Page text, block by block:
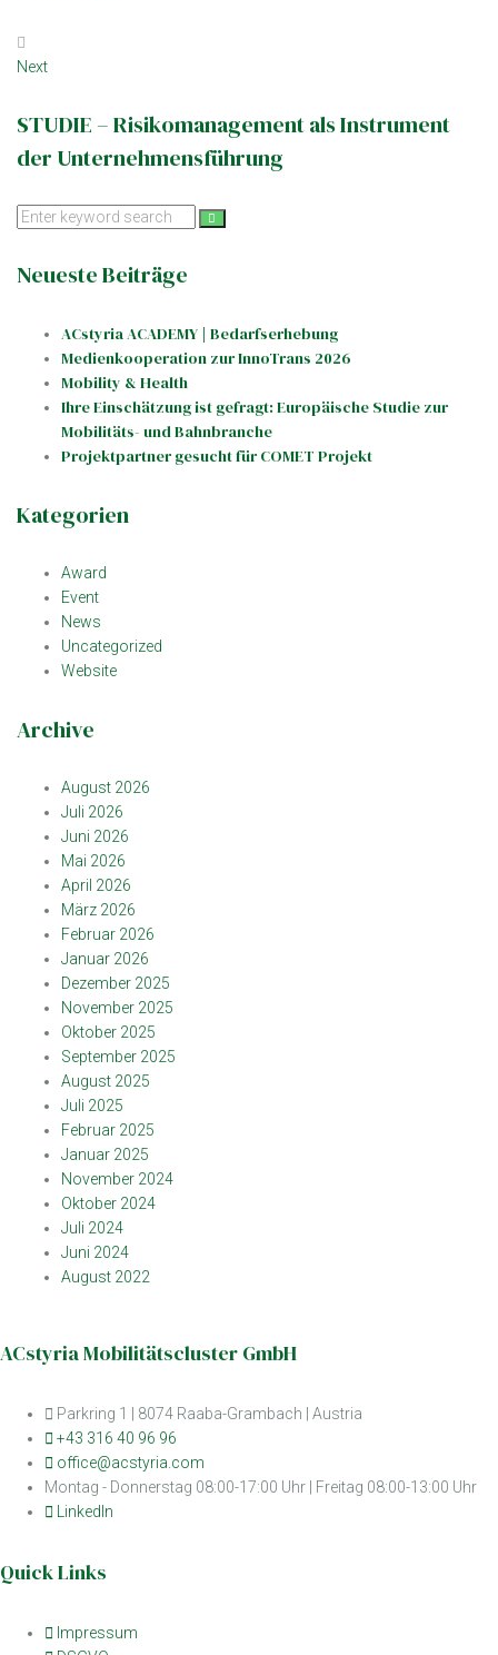
Next
Next
STUDIE – Risikomanagement als Instrument
der Unternehmensführung
Search
Neueste Beiträge
ACstyria ACADEMY | Bedarfserhebung
Medienkooperation zur InnoTrans 2026
Mobility & Health
Ihre Einschätzung ist gefragt: Europäische Studie zur
Mobilitäts- und Bahnbranche
Projektpartner gesucht für COMET Projekt
Kategorien
Award
Event
News
Uncategorized
Website
Archive
August 2026
Juli 2026
Juni 2026
Mai 2026
April 2026
März 2026
Februar 2026
Januar 2026
Dezember 2025
November 2025
Oktober 2025
September 2025
August 2025
Juli 2025
Februar 2025
Januar 2025
November 2024
Oktober 2024
Juli 2024
Juni 2024
August 2022
ACstyria Mobilitätscluster GmbH
Parkring 1 | 8074 Raaba-Grambach | Austria
+43 316 40 96 96
office@acstyria.com
Montag - Donnerstag 08:00-17:00 Uhr | Freitag 08:00-13:00 Uhr
LinkedIn
Quick Links
Impressum